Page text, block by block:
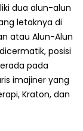
dua alun-alun
letaknya di
atau Alun-Alun
posisi
pada
imajiner yang
Kraton, dan